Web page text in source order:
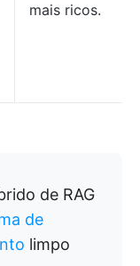
mais ricos.
de RAG
de
limpo